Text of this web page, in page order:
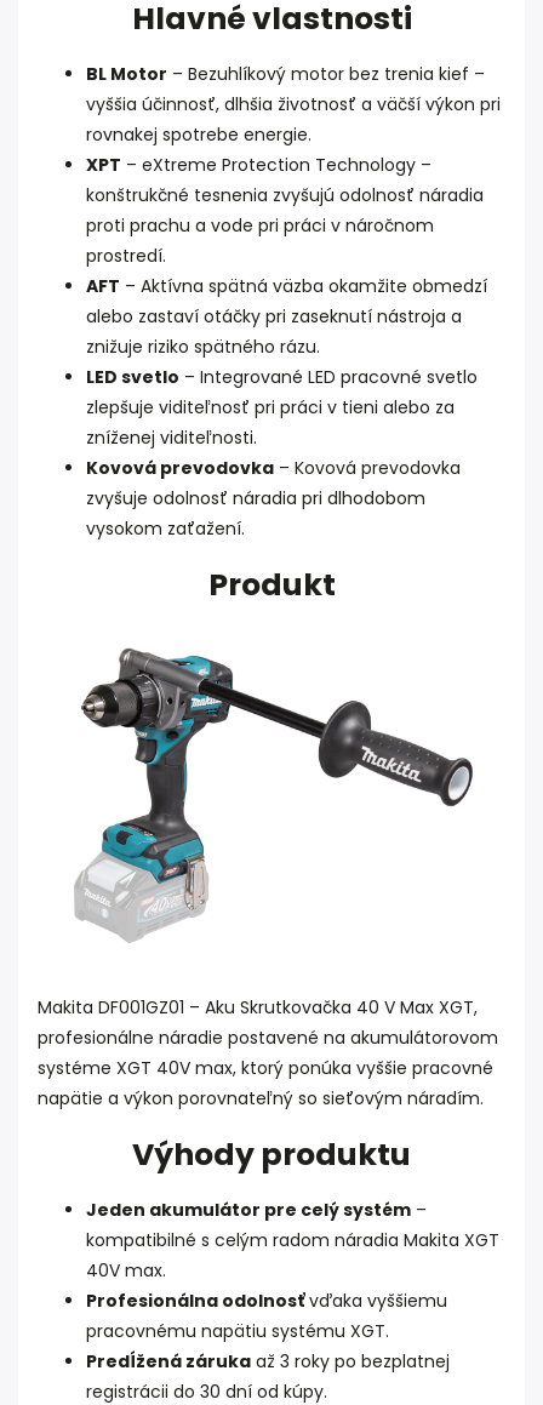
Hlavné vlastnosti
BL Motor – Bezuhlíkový motor bez trenia kief –
vyššia účinnosť, dlhšia životnosť a väčší výkon pri
rovnakej spotrebe energie.
XPT – eXtreme Protection Technology –
konštrukčné tesnenia zvyšujú odolnosť náradia
proti prachu a vode pri práci v náročnom
prostredí.
AFT – Aktívna spätná väzba okamžite obmedzí
alebo zastaví otáčky pri zaseknutí nástroja a
znižuje riziko spätného rázu.
LED svetlo – Integrované LED pracovné svetlo
zlepšuje viditeľnosť pri práci v tieni alebo za
zníženej viditeľnosti.
Kovová prevodovka – Kovová prevodovka
zvyšuje odolnosť náradia pri dlhodobom
vysokom zaťažení.
Produkt
Makita DF001GZ01 – Aku Skrutkovačka 40 V Max XGT,
profesionálne náradie postavené na akumulátorovom
systéme XGT 40V max, ktorý ponúka vyššie pracovné
napätie a výkon porovnateľný so sieťovým náradím.
Výhody produktu
Jeden akumulátor pre celý systém –
kompatibilné s celým radom náradia Makita XGT
40V max.
Profesionálna odolnosťvďaka vyššiemu
pracovnému napätiu systému XGT.
Predĺžená záruka až 3 roky po bezplatnej
registrácii do 30 dní od kúpy.